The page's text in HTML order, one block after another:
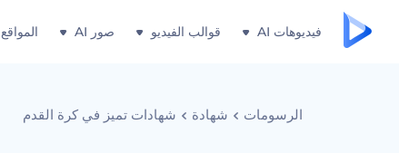
فيديوهات AI قوالب الفيديو صور AI المواقع
الرسومات شهادة شهادات تميز في كرة القدم